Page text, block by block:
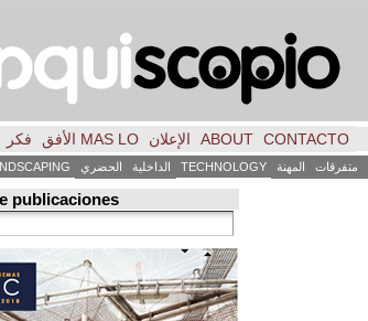
فكر MAS LO الأفق الإعلان ABOUT CONTACTO
الحضري الداخلية TECHNOLOGY المهنة متفرقات
publicaciones